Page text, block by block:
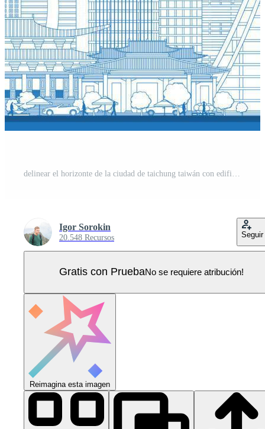
Igor Sorokin
20.548 Recursos Seguir
Gratis con PruebaNo se requiere atribución!
Reimagina esta imagen